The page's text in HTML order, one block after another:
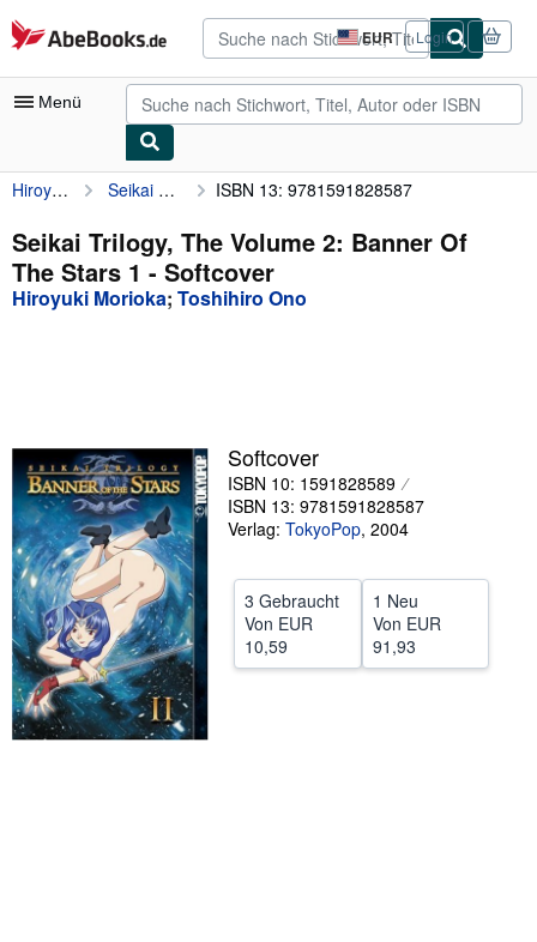
Zum Hauptinhalt
AbeBooks.de EUR
Seite
der
Einkaufseinstellungen.
Login
Menü
Nutzerkonto
Meine Bestellungen
Detailsuche
Sammlungen
Verkäufer
Verkäufer werden
Hilfe
Hiroyuki Morioka Seikai Trilogy, The Volume 2: Banner Of The Stars 1 ISBN 13: 9781591828587
Seikai Trilogy, The Volume 2: Banner Of
The Stars 1 - Softcover
Hiroyuki Morioka; Toshihiro Ono
Softcover
ISBN 10: 1591828589
ISBN 13: 9781591828587
Verlag: TokyoPop, 2004
3 Gebraucht
Von EUR
10,59
1 Neu
Von EUR
91,93